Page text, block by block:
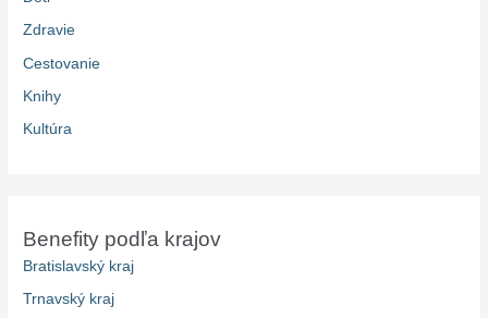
Zdravie
Cestovanie
Knihy
Kultúra
Benefity podľa krajov
Bratislavský kraj
Trnavský kraj